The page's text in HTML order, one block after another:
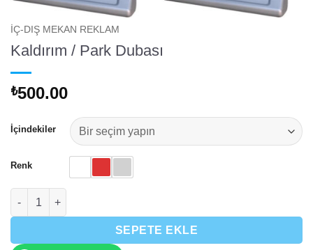
İÇ-DIŞ MEKAN REKLAM
Kaldırım / Park Dubası
₺500.00
İçindekiler
Renk
Kaldırım / Park Dubası adet
SEPETE EKLE